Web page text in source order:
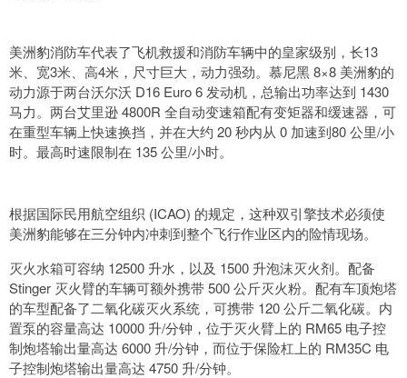
美洲豹消防车代表了飞机救援和消防车辆中的皇家级别，长13
米、宽3米、高4米，尺寸巨大，动力强劲。慕尼黑 8×8 美洲豹的
动力源于两台沃尔沃 D16 Euro 6 发动机，总输出功率达到 1430
马力。两台艾里逊 4800R 全自动变速箱配有变矩器和缓速器，可
在重型车辆上快速换挡，并在大约 20 秒内从 0 加速到80 公里/小
时。最高时速限制在 135 公里/小时。
根据国际民用航空组织 (ICAO) 的规定，这种双引擎技术必须使
美洲豹能够在三分钟内冲刺到整个飞行作业区内的险情现场。
灭火水箱可容纳 12500 升水，以及 1500 升泡沫灭火剂。配备
Stinger 灭火臂的车辆可额外携带 500 公斤灭火粉。配有车顶炮塔
的车型配备了二氧化碳灭火系统，可携带 120 公斤二氧化碳。内
置泵的容量高达 10000 升/分钟，位于灭火臂上的 RM65 电子控
制炮塔输出量高达 6000 升/分钟，而位于保险杠上的 RM35C 电
子控制炮塔输出量高达 4750 升/分钟。